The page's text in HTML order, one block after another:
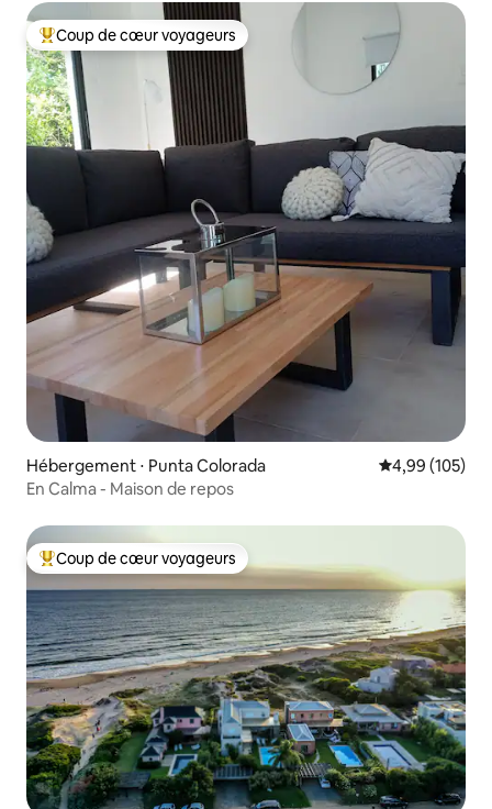
Coups de cœur voyageurs les plus appréciés
Coup de cœur voyageurs
Hébergement ⋅ Punta Colorada Évaluation
4,99 (105)
En Calma - Maison de repos
Coups de cœur voyageurs les plus appréciés
Coup de cœur voyageurs